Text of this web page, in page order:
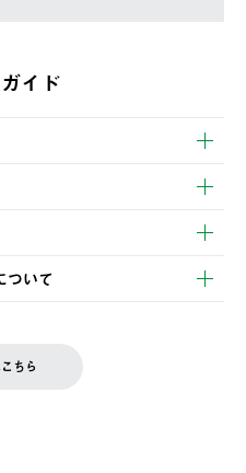
イド
ただけます。
内に商品を発送いたします。
木曜日以降のご注文は週明け
お客様ご負担とさせていただ
ついて
マイページ内 購入履歴画面に
ちら